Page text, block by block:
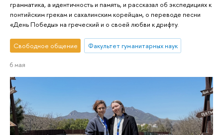
грамматика, а идентичность и память, и рассказал об экспедициях к
понтийским грекам и сахалинским корейцам, о переводе песни
«День Победы» на греческий и о своей любви к дрифту.
Свободное общение Факультет гуманитарных наук
6 мая